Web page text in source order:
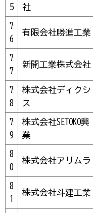
5
社
7
6
有限会社勝進工業
7
7
新開工業株式会社
7
8
株式会社ディクシ
ス
7
9
株式会社SETOKO興
業
8
0
株式会社アリムラ
8
1
株式会社斗建工業